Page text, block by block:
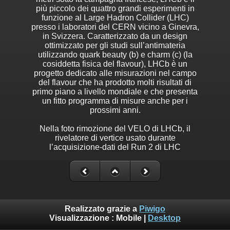
più piccolo dei quattro grandi esperimenti in
funzione al Large Hadron Collider (LHC)
presso i laboratori del CERN vicino a Ginevra,
in Svizzera. Caratterizzato da un design
ottimizzato per gli studi sull’antimateria
utilizzando quark beauty (b) e charm (c) (la
cosiddetta fisica del flavour), LHCb è un
progetto dedicato alle misurazioni nel campo
del flavour che ha prodotto molti risultati di
primo piano a livello mondiale e che presenta
un fitto programma di misure anche per i
prossimi anni.
Nella foto rimozione del VELO di LHCb, il
rivelatore di vertice usato durante
l’acquisizione-dati del Run 2 di LHC
Realizzato grazie a Piwigo
Visualizzazione : Mobile Desktop